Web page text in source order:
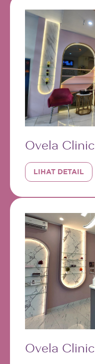
Ovela
LIHAT DETAIL
Ovela